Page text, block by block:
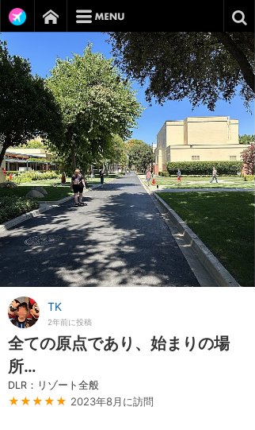
TK
2年前に投稿
全ての原点であり、始まりの場
所…
DLR：リゾート全般
★★★★★ 2023年8月に訪問